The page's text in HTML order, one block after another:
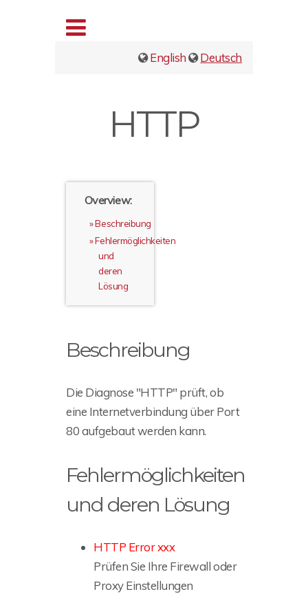
English Deutsch
HTTP
Overview:
Beschreibung
Fehlermöglichkeiten
und
deren
Lösung
Beschreibung
Die Diagnose "HTTP" prüft, ob
eine Internetverbindung über Port
80 aufgebaut werden kann.
Fehlermöglichkeiten
und deren Lösung
HTTP Error xxx
Prüfen Sie Ihre Firewall oder
Proxy Einstellungen